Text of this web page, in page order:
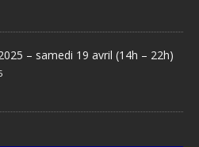
– samedi 19 avril (14h – 22h)